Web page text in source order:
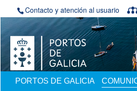
Contacto y atención al usuario
PORTOS DE GALICIA